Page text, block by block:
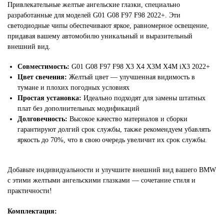
Привлекательные желтые ангельские глазки, специально
разработанные для моделей G01 G08 F97 F98 2022+. Эти
светодиодные чипы обеспечивают яркое, равномерное освещение,
придавая вашему автомобилю уникальный и выразительный
внешний вид.
Совместимость: G01 G08 F97 F98 X3 X4 X3M X4M iX3 2022+
Цвет свечения: Желтый цвет — улучшенная видимость в
тумане и плохих погодных условиях
Простая установка: Идеально подходят для замены штатных
плат без дополнительных модификаций
Долговечность: Высокое качество материалов и сборки
гарантируют долгий срок службы, также рекомендуем убавлять
яркость до 70%, что в свою очередь увеличит их срок службы.
Добавьте индивидуальности и улучшите внешний вид вашего BMW
с этими желтыми ангельскими глазками — сочетание стиля и
практичности!
Комплектация: